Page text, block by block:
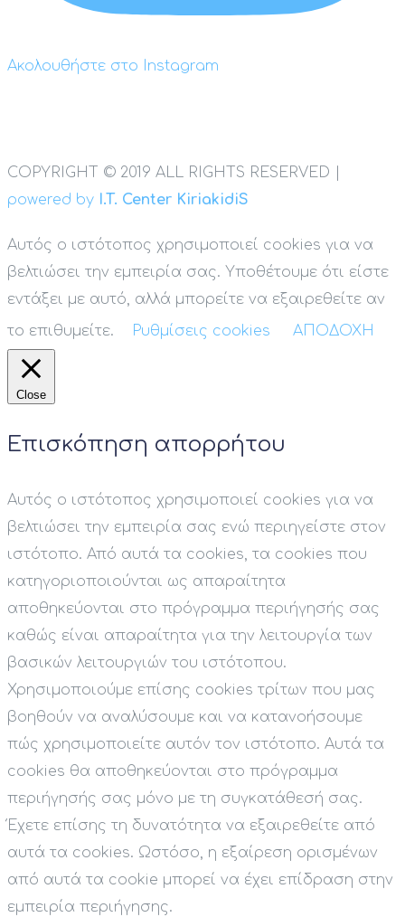
Ακολουθήστε στο Instagram
COPYRIGHT © 2019 ALL RIGHTS RESERVED |
powered by
I.T. Center KiriakidiS
Αυτός ο ιστότοπος χρησιμοποιεί cookies για να
βελτιώσει την εμπειρία σας. Υποθέτουμε ότι είστε
εντάξει με αυτό, αλλά μπορείτε να εξαιρεθείτε αν
το επιθυμείτε.
Ρυθμίσεις cookies ΑΠΟΔΟΧΗ
Close
Επισκόπηση απορρήτου
Αυτός ο ιστότοπος χρησιμοποιεί cookies για να
βελτιώσει την εμπειρία σας ενώ περιηγείστε στον
ιστότοπο. Από αυτά τα cookies, τα cookies που
κατηγοριοποιούνται ως απαραίτητα
αποθηκεύονται στο πρόγραμμα περιήγησής σας
καθώς είναι απαραίτητα για την λειτουργία των
βασικών λειτουργιών του ιστότοπου.
Χρησιμοποιούμε επίσης cookies τρίτων που μας
βοηθούν να αναλύσουμε και να κατανοήσουμε
πώς χρησιμοποιείτε αυτόν τον ιστότοπο. Αυτά τα
cookies θα αποθηκεύονται στο πρόγραμμα
περιήγησής σας μόνο με τη συγκατάθεσή σας.
Έχετε επίσης τη δυνατότητα να εξαιρεθείτε από
αυτά τα cookies. Ωστόσο, η εξαίρεση ορισμένων
από αυτά τα cookie μπορεί να έχει επίδραση στην
εμπειρία περιήγησης.